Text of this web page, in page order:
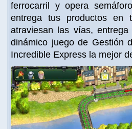
ferrocarril y opera
entrega tus productos en
atraviesan las vías,
dinámico juego de Gestión
Incredible Express la mejor